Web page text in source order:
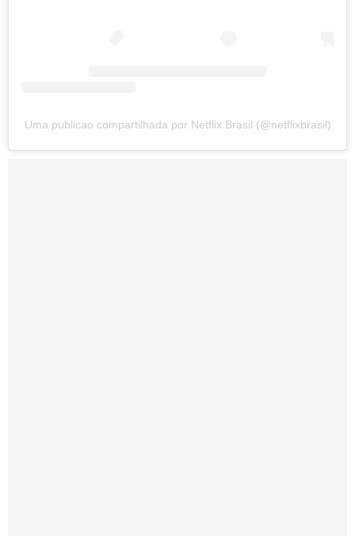
Uma publicao compartilhada por Netflix Brasil (@netflixbrasil)